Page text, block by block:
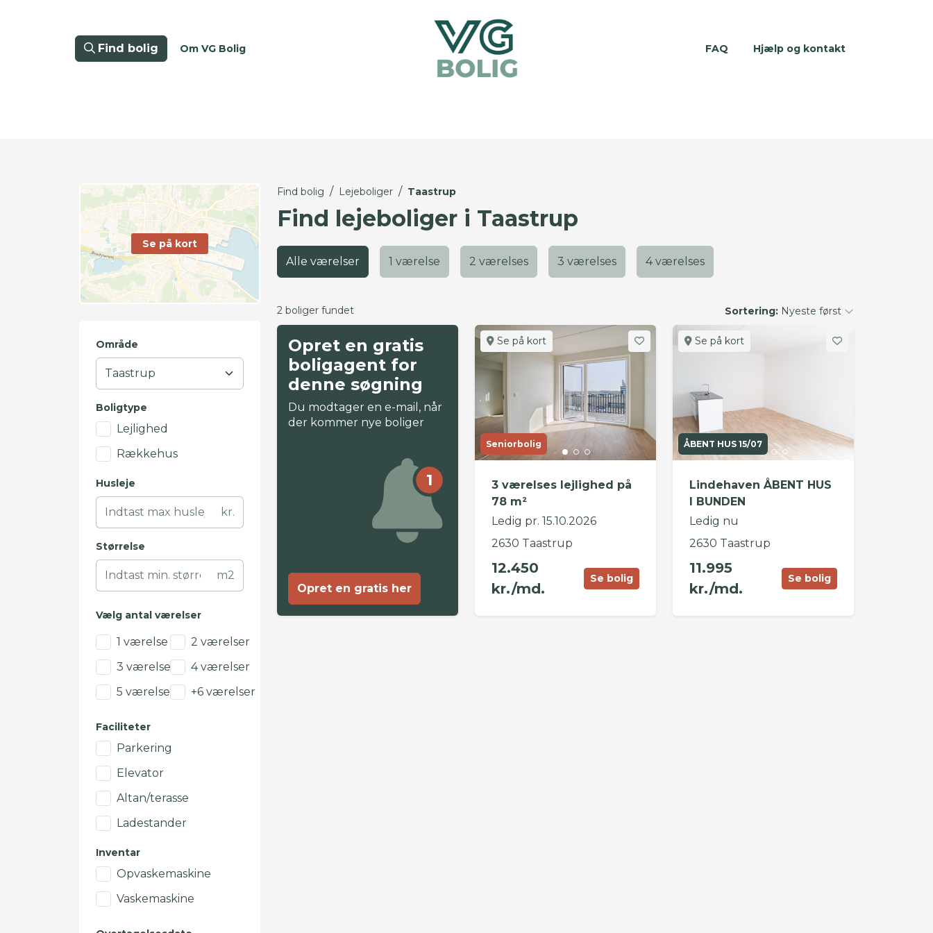
Find bolig Om VG Bolig FAQ Hjælp og kontakt
Se på kort
Område
Boligtype
Lejlighed
Rækkehus
Husleje
kr.
Størrelse
m2
Vælg antal værelser
1 værelse
2 værelser
3 værelser
4 værelser
5 værelser
+6 værelser
Faciliteter
Parkering
Elevator
Altan/terasse
Ladestander
Inventar
Opvaskemaskine
Vaskemaskine
Find bolig / Lejeboliger / Taastrup
Find lejeboliger i Taastrup
Alle værelser 1 værelse 2 værelses 3 værelses 4 værelses
2 boliger fundet Sortering: Nyeste først
Opret en gratis
boligagent for
denne søgning
Du modtager en e-mail, når
der kommer nye boliger
1
Opret en gratis her
Se på kort
Seniorbolig
3 værelses lejlighed på
78 m²
Ledig pr. 15.10.2026
2630 Taastrup
12.450
kr./md.
Se bolig
Se på kort
ÅBENT HUS 15/07
Lindehaven ÅBENT HUS
I BUNDEN
Ledig nu
2630 Taastrup
11.995
kr./md.
Se bolig